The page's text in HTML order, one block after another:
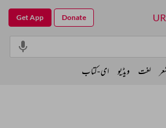
Get App Donate
لغت ویڈیو ای-کتاب